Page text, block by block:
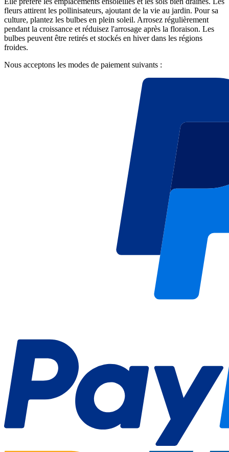
fleurs attirent les pollinisateurs, ajoutant de la vie au jardin. Pour sa
culture, plantez les bulbes en plein soleil. Arrosez régulièrement
pendant la croissance et réduisez l'arrosage après la floraison. Les
bulbes peuvent être retirés et stockés en hiver dans les régions
froides.
Nous acceptons les modes de paiement suivants :